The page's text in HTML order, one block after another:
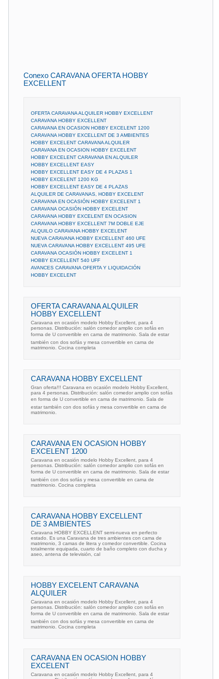
Conexo CARAVANA OFERTA HOBBY
EXCELLENT
OFERTA CARAVANA ALQUILER HOBBY EXCELLENT
CARAVANA HOBBY EXCELLENT
CARAVANA EN OCASION HOBBY EXCELENT 1200
CARAVANA HOBBY EXCELLENT DE 3 AMBIENTES
HOBBY EXCELENT CARAVANA ALQUILER
CARAVANA EN OCASION HOBBY EXCELENT
HOBBY EXCELENT CARAVANA EN ALQUILER
HOBBY EXCELLENT EASY
HOBBY EXCELLENT EASY DE 4 PLAZAS 1
HOBBY EXCELENT 1200 KG
HOBBY EXCELLENT EASY DE 4 PLAZAS
ALQUILER DE CARAVANAS, HOBBY EXCELENT
CARAVANA EN OCASIÓN HOBBY EXCELENT 1
CARAVANA OCASIÓN HOBBY EXCELENT
CARAVANA HOBBY EXCELENT EN OCASION
CARAVANA HOBBY EXCELLENT 7M DOBLE EJE
ALQUILO CARAVANA HOBBY EXCELENT
NUEVA CARAVANA HOBBY EXCELLENT 460 UFE
NUEVA CARAVANA HOBBY EXCELLENT 495 UFE
CARAVANA OCASIÓN HOBBY EXCELENT 1
HOBBY EXCELLENT 540 UFF
AVANCES CARAVANA OFERTA Y LIQUIDACIÓN
HOBBY EXCELENT
OFERTA CARAVANA ALQUILER
HOBBY EXCELLENT
Caravana en ocasión modelo Hobby Excellent, para 4
personas. Distribución: salón comedor amplio con sofás en
forma de U convertible en cama de matrimonio. Sala de estar
también con dos sofás y mesa convertible en cama de
matrimonio. Cocina completa
CARAVANA HOBBY EXCELLENT
Gran oferta!!! Caravana en ocasión modelo Hobby Excellent,
para 4 personas. Distribución: salón comedor amplio con sofás
en forma de U convertible en cama de matrimonio. Sala de
estar también con dos sofás y mesa convertible en cama de
matrimonio.
CARAVANA EN OCASION HOBBY
EXCELENT 1200
Caravana en ocasión modelo Hobby Excellent, para 4
personas. Distribución: salón comedor amplio con sofás en
forma de U convertible en cama de matrimonio. Sala de estar
también con dos sofás y mesa convertible en cama de
matrimonio. Cocina completa
CARAVANA HOBBY EXCELLENT
DE 3 AMBIENTES
Caravana HOBBY EXCELLENT semi-nueva en perfecto
estado. Es una Caravana de tres ambientes con cama de
matrimonio, 3 camas de litera y comedor convertible. Cocina
totalmente equipada, cuarto de baño completo con ducha y
aseo, antena de televisión, cal
HOBBY EXCELENT CARAVANA
ALQUILER
Caravana en ocasión modelo Hobby Excellent, para 4
personas. Distribución: salón comedor amplio con sofás en
forma de U convertible en cama de matrimonio. Sala de estar
también con dos sofás y mesa convertible en cama de
matrimonio. Cocina completa
CARAVANA EN OCASION HOBBY
EXCELENT
Caravana en ocasión modelo Hobby Excellent, para 4